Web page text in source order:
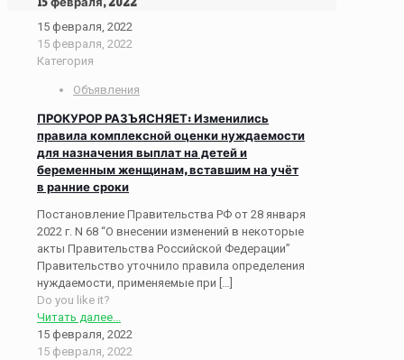
15 февраля, 2022
15 февраля, 2022
Категория
Объявления
ПРОКУРОР РАЗЪЯСНЯЕТ: Изменились
правила комплексной оценки нуждаемости
для назначения выплат на детей и
беременным женщинам, вставшим на учёт
в ранние сроки
Постановление Правительства РФ от 28 января
2022 г. N 68 “О внесении изменений в некоторые
акты Правительства Российской Федерации”
Правительство уточнило правила определения
нуждаемости, применяемые при […]
Do you like it?
Читать далее...
15 февраля, 2022
15 февраля, 2022